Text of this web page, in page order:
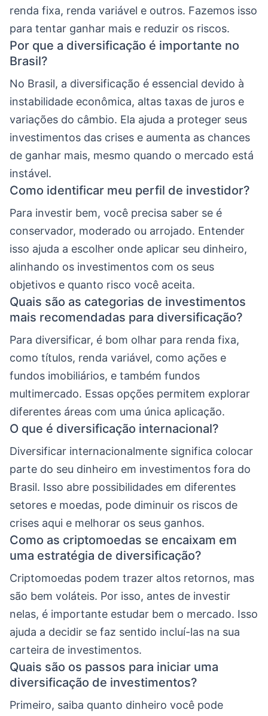
renda fixa, renda variável e outros. Fazemos isso
para tentar ganhar mais e reduzir os riscos.
Por que a diversificação é importante no
Brasil?
No Brasil, a diversificação é essencial devido à
instabilidade econômica, altas taxas de juros e
variações do câmbio. Ela ajuda a proteger seus
investimentos das crises e aumenta as chances
de ganhar mais, mesmo quando o mercado está
instável.
Como identificar meu perfil de investidor?
Para investir bem, você precisa saber se é
conservador, moderado ou arrojado. Entender
isso ajuda a escolher onde aplicar seu dinheiro,
alinhando os investimentos com os seus
objetivos e quanto risco você aceita.
Quais são as categorias de investimentos
mais recomendadas para diversificação?
Para diversificar, é bom olhar para renda fixa,
como títulos, renda variável, como ações e
fundos imobiliários, e também fundos
multimercado. Essas opções permitem explorar
diferentes áreas com uma única aplicação.
O que é diversificação internacional?
Diversificar internacionalmente significa colocar
parte do seu dinheiro em investimentos fora do
Brasil. Isso abre possibilidades em diferentes
setores e moedas, pode diminuir os riscos de
crises aqui e melhorar os seus ganhos.
Como as criptomoedas se encaixam em
uma estratégia de diversificação?
Criptomoedas podem trazer altos retornos, mas
são bem voláteis. Por isso, antes de investir
nelas, é importante estudar bem o mercado. Isso
ajuda a decidir se faz sentido incluí-las na sua
carteira de investimentos.
Quais são os passos para iniciar uma
diversificação de investimentos?
Primeiro, saiba quanto dinheiro você pode